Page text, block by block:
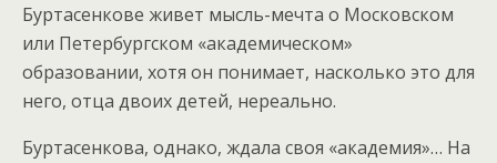
Буртасенкове живет мысль-мечта о Московском
или Петербургском «академическом»
образовании, хотя он понимает, насколько это для
него, отца двоих детей, нереально.
Буртасенкова, однако, ждала своя «академия»… На